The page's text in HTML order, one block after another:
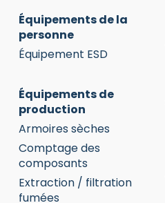
Équipements de la
personne
Équipement ESD
Équipements de
production
Armoires sèches
Comptage des
composants
Extraction / filtration
fumées